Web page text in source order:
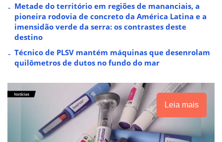
Metade do território em regiões de mananciais, a
pioneira rodovia de concreto da América Latina e a
imensidão verde da serra: os contrastes deste
destino
Técnico de PLSV mantém máquinas que desenrolam
quilômetros de dutos no fundo do mar
Leia mais